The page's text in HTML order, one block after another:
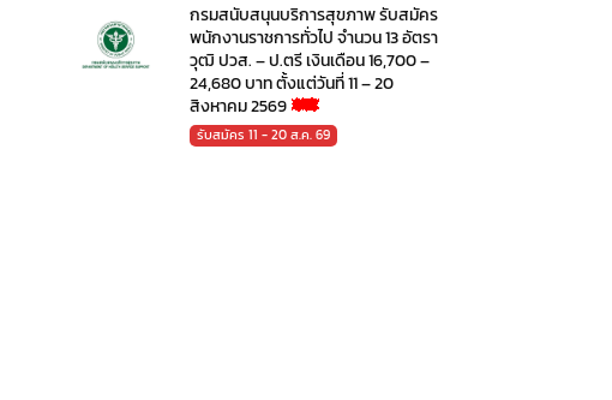
กรมสนับสนุนบริการสุขภาพ รับสมัคร
พนักงานราชการทั่วไป จำนวน 13 อัตรา
วุฒิ ปวส. – ป.ตรี เงินเดือน 16,700 –
24,680 บาท ตั้งแต่วันที่ 11 – 20
สิงหาคม 2569
รับสมัคร 11 - 20 ส.ค. 69